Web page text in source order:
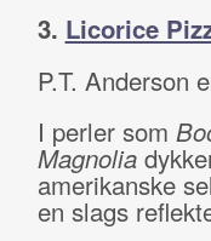
3. Licorice
P.T. Anderson
I perler som
Magnolia
amerikanske
en slags